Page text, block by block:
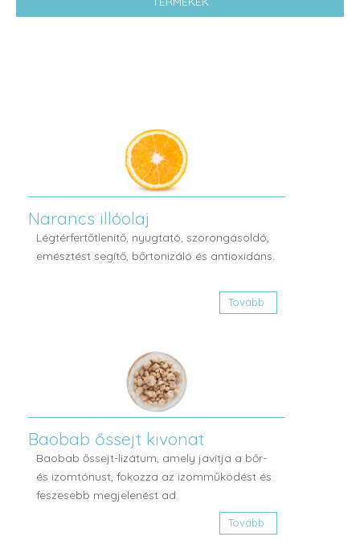
Narancs illóolaj
Légtérfertőtlenítő, nyugtató, szorongásoldó,
emésztést segítő, bőrtonizáló és antioxidáns.
Tovább
Baobab őssejt kivonat
Baobab őssejt-lizátum, amely javítja a bőr-
és izomtónust, fokozza az izomműködést és
feszesebb megjelenést ad.
Tovább